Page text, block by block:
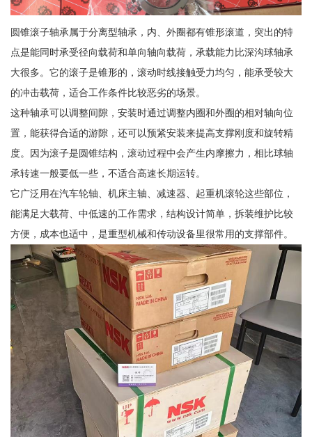
圆锥滚子轴承属于分离型轴承，内、外圈都有锥形滚道，突出的特
点是能同时承受径向载荷和单向轴向载荷，承载能力比深沟球轴承
大很多。它的滚子是锥形的，滚动时线接触受力均匀，能承受较大
的冲击载荷，适合工作条件比较恶劣的场景。
这种轴承可以调整间隙，安装时通过调整内圈和外圈的相对轴向位
置，能获得合适的游隙，还可以预紧安装来提高支撑刚度和旋转精
度。因为滚子是圆锥结构，滚动过程中会产生内摩擦力，相比球轴
承转速一般要低一些，不适合高速长期运转。
它广泛用在汽车轮轴、机床主轴、减速器、起重机滚轮这些部位，
能满足大载荷、中低速的工作需求，结构设计简单，拆装维护比较
方便，成本也适中，是重型机械和传动设备里很常用的支撑部件。